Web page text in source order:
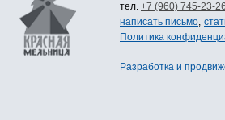
тел. +7 (960) 745-23-26
написать письмо,
Политика
Разработка и